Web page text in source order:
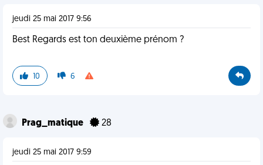
jeudi 25 mai 2017 9:56
Best Regards est ton deuxième prénom ?
10 6
Prag_matique 28
jeudi 25 mai 2017 9:59